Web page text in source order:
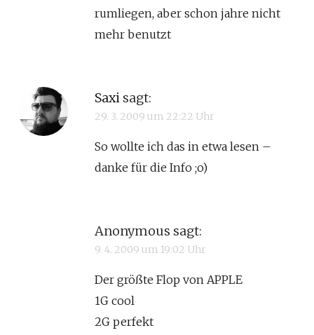
rumliegen, aber schon jahre nicht
mehr benutzt
Saxi sagt:
29. 3. 2009 um 22:22 Uhr
So wollte ich das in etwa lesen –
danke für die Info ;o)
Anonymous sagt:
9. 4. 2009 um 19:02 Uhr
Der größte Flop von APPLE
1G cool
2G perfekt